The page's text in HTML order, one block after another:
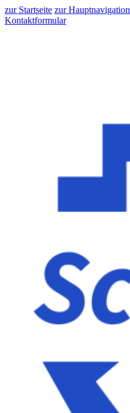
zur Startseite zur Hauptnavigation
Kontaktformular